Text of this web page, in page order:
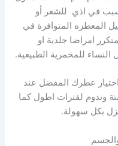
في اذي للشعر أو
المعطره المتوافرة في
امراضا جلدية او
للمخمرية الطبيعية.
عطرك المفضل عند
وتدوم لفترات اطول كما
بكل سهولة.